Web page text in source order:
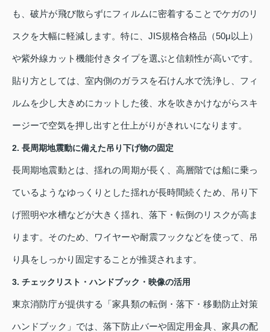
も、破片が飛び散らずにフィルムに密着することでケガのリ
スクを大幅に軽減します。特に、JIS規格合格品（50μ以上）
や紫外線カット機能付きタイプを選ぶと信頼性が高いです。
貼り方としては、室内側のガラスを石けん水で洗浄し、フィ
ルムを少し大きめにカットした後、水を吹きかけながらスキ
ージーで空気を押し出すと仕上がりがきれいになります。
2. 長周期地震動に備えた吊り下げ物の固定
長周期地震動とは、揺れの周期が長く、高層階では船に乗っ
ているようなゆっくりとした揺れが長時間続くため、吊り下
げ照明や水槽などが大きく揺れ、落下・転倒のリスクが高ま
ります。そのため、ワイヤーや耐震フックなどを使って、吊
り具をしっかり固定することが推奨されます。
3. チェックリスト・ハンドブック・映像の活用
東京消防庁が提供する「家具類の転倒・落下・移動防止対策
ハンドブック」では、落下防止バーや固定用金具、家具の配